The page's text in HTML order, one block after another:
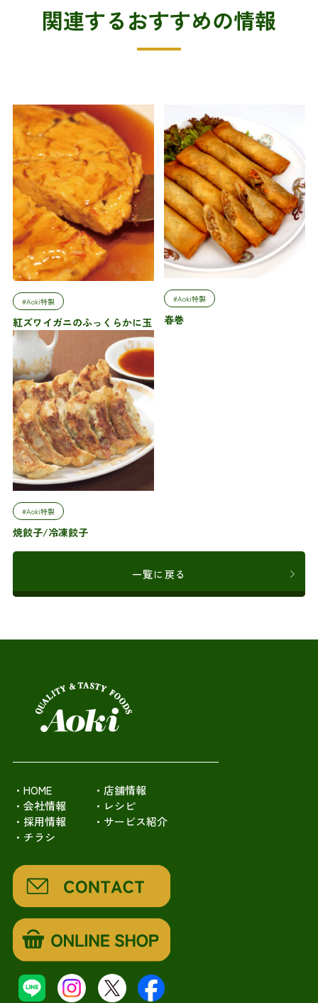
関連するおすすめの情報
#Aoki特製
紅ズワイガニのふっくらかに玉
#Aoki特製
春巻
#Aoki特製
焼餃子/冷凍餃子
一覧に戻る
・HOME
・店舗情報
・会社情報
・レシピ
・採用情報
・サービス紹介
・チラシ